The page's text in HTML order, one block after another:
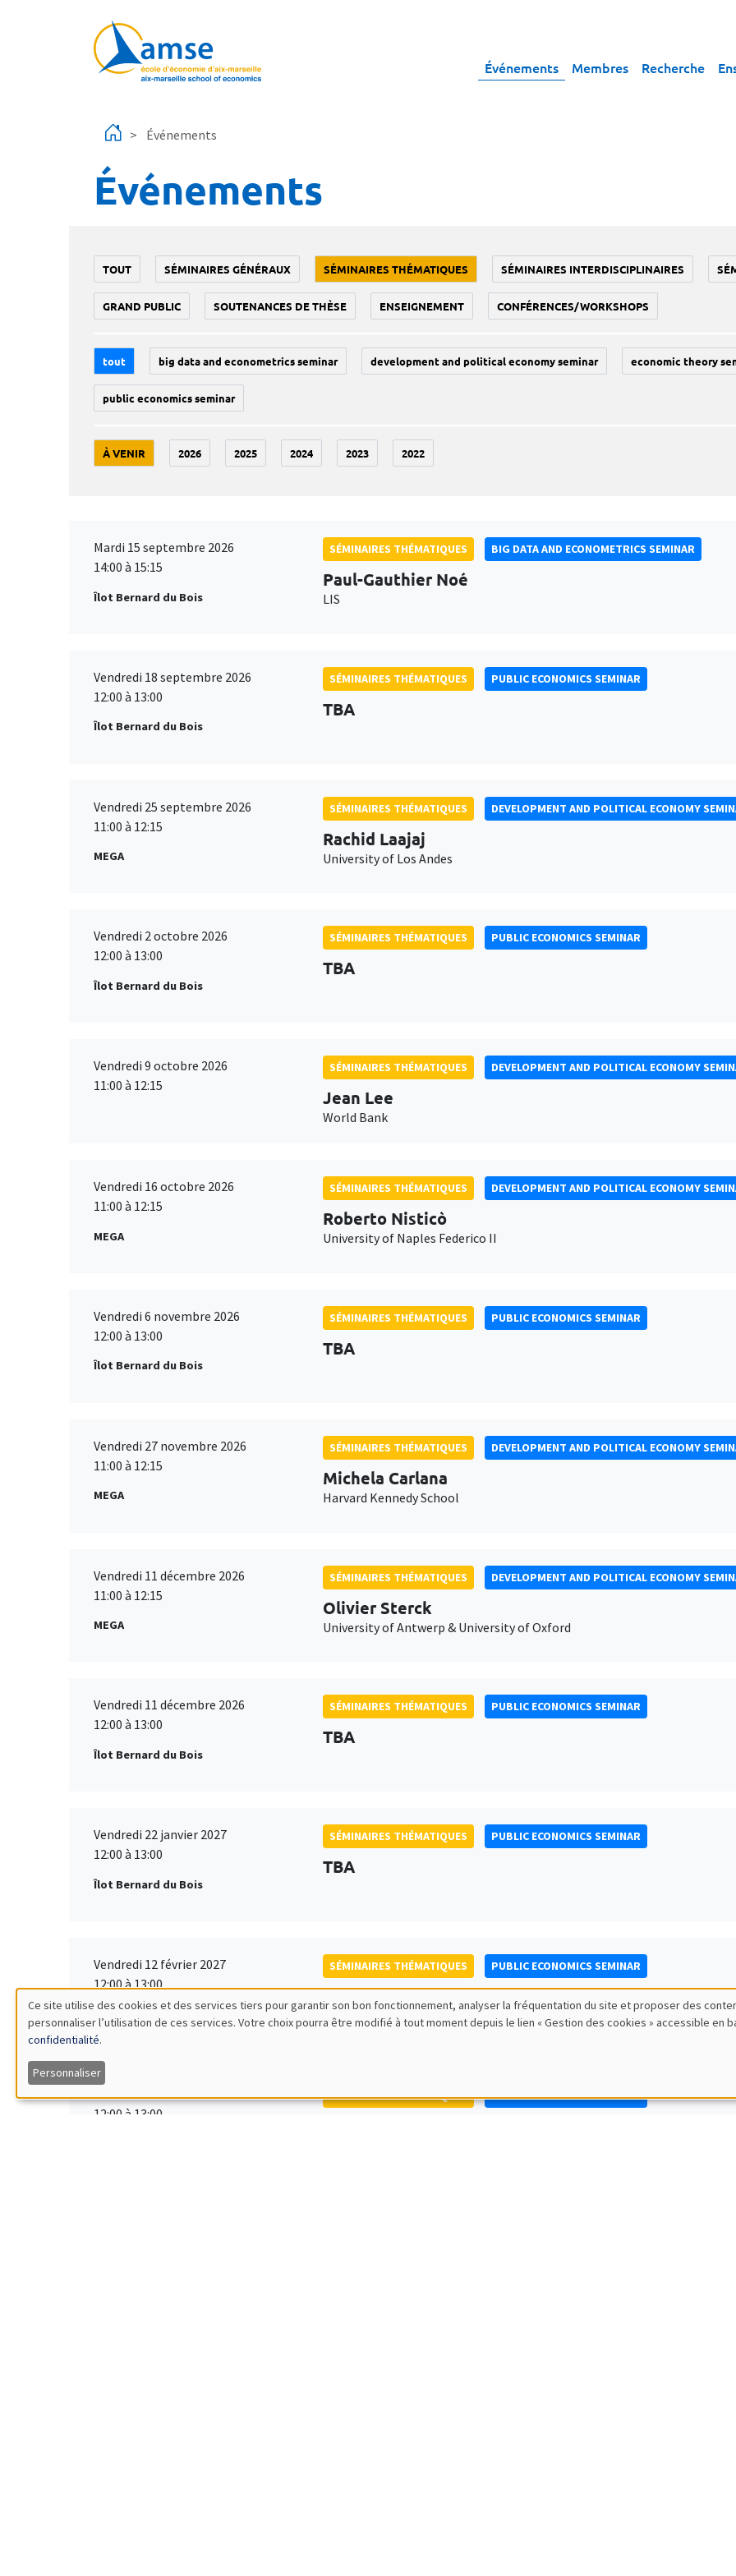
Événements Membres Recherche
Événements
Événements
TOUT SÉMINAIRES GÉNÉRAUX SÉMINAIRES THÉMATIQUES SÉMINAIRES INTERDISCIPLINAIRES
GRAND PUBLIC SOUTENANCES DE THÈSE ENSEIGNEMENT CONFÉRENCES/WORKSHOPS
tout big data and econometrics seminar development and political economy seminar economic theory
public economics seminar
À VENIR 2026 2025 2024 2023 2022
Mardi 15 septembre 2026
14:00 à 15:15
Îlot Bernard du Bois
SÉMINAIRES THÉMATIQUES BIG DATA AND ECONOMETRICS SEMINAR
Paul-Gauthier Noé
LIS
Vendredi 18 septembre 2026
12:00 à 13:00
Îlot Bernard du Bois
SÉMINAIRES THÉMATIQUES PUBLIC ECONOMICS SEMINAR
TBA
Vendredi 25 septembre 2026
11:00 à 12:15
MEGA
SÉMINAIRES THÉMATIQUES DEVELOPMENT AND POLITICAL ECONOMY
Rachid Laajaj
University of Los Andes
Vendredi 2 octobre 2026
12:00 à 13:00
Îlot Bernard du Bois
SÉMINAIRES THÉMATIQUES PUBLIC ECONOMICS SEMINAR
TBA
Vendredi 9 octobre 2026
11:00 à 12:15
SÉMINAIRES THÉMATIQUES DEVELOPMENT AND POLITICAL ECONOMY
Jean Lee
World Bank
Vendredi 16 octobre 2026
11:00 à 12:15
MEGA
SÉMINAIRES THÉMATIQUES DEVELOPMENT AND POLITICAL ECONOMY
Roberto Nisticò
University of Naples Federico II
Vendredi 6 novembre 2026
12:00 à 13:00
Îlot Bernard du Bois
SÉMINAIRES THÉMATIQUES PUBLIC ECONOMICS SEMINAR
TBA
Vendredi 27 novembre 2026
11:00 à 12:15
MEGA
SÉMINAIRES THÉMATIQUES DEVELOPMENT AND POLITICAL ECONOMY
Michela Carlana
Harvard Kennedy School
Vendredi 11 décembre 2026
11:00 à 12:15
MEGA
SÉMINAIRES THÉMATIQUES DEVELOPMENT AND POLITICAL ECONOMY
Olivier Sterck
University of Antwerp & University of Oxford
Vendredi 11 décembre 2026
12:00 à 13:00
Îlot Bernard du Bois
SÉMINAIRES THÉMATIQUES PUBLIC ECONOMICS SEMINAR
TBA
Vendredi 22 janvier 2027
12:00 à 13:00
Îlot Bernard du Bois
SÉMINAIRES THÉMATIQUES PUBLIC ECONOMICS SEMINAR
TBA
Vendredi 12 février 2027
12:00 à 13:00
Îlot Bernard du Bois
SÉMINAIRES THÉMATIQUES PUBLIC ECONOMICS SEMINAR
TBA
Vendredi 19 mars 2027
12:00 à 13:00
SÉMINAIRES THÉMATIQUES PUBLIC ECONOMICS SEMINAR
Utilisation
des
données
Ce site utilise des cookies et des services tiers pour garantir son bon fonctionnement, analyser la fréquentation du site et proposer des
personnaliser l’utilisation de ces services. Votre choix pourra être modifié à tout moment depuis le lien « Gestion des cookies » accessible en
confidentialité.
Personnaliser